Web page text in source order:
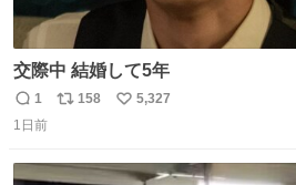
交際中 結婚して5年
返
信
1
リ
ト
158
い
数
5,327
1日前